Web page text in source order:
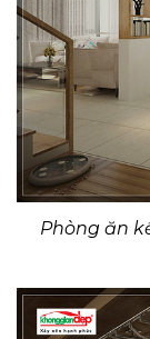
Phòng ăn